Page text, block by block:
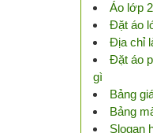
Áo lớp
Đặt áo
Địa chỉ
Đặt áo
gì
Bảng
Bảng
Slogan